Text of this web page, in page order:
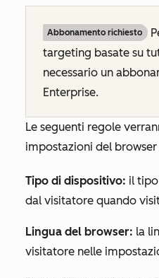
Abbonamento richiesto
targeting basate su
necessario un
Enterprise.
Le seguenti regole
impostazioni del
Tipo di dispositivo: il
dal visitatore quando
Lingua del browser: la
visitatore nelle